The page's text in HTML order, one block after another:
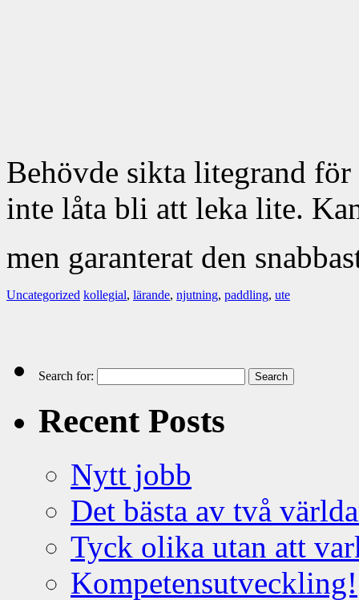
Behövde sikta litegrand
inte låta bli att leka lite.
men garanterat den
Uncategorized kollegial, lärande, njutning, paddling, ute
Search for:
Recent Posts
Nytt jobb
Det bästa av två
Tyck olika utan att
Kompetensutveckling!